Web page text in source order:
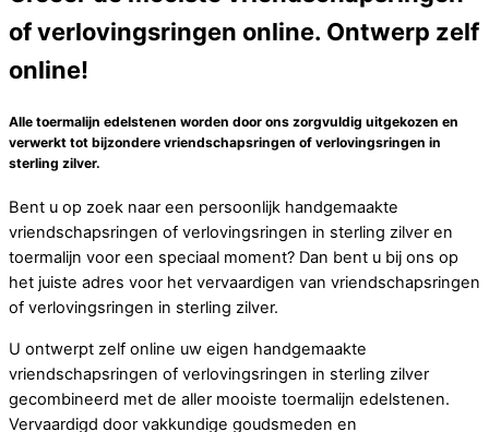
of verlovingsringen online. Ontwerp zelf
online!
Alle toermalijn edelstenen worden door ons zorgvuldig uitgekozen en
verwerkt tot bijzondere vriendschapsringen of verlovingsringen in
sterling zilver.
Bent u op zoek naar een persoonlijk handgemaakte
vriendschapsringen of verlovingsringen in sterling zilver en
toermalijn voor een speciaal moment? Dan bent u bij ons op
het juiste adres voor het vervaardigen van vriendschapsringen
of verlovingsringen in sterling zilver.
U ontwerpt zelf online uw eigen handgemaakte
vriendschapsringen of verlovingsringen in sterling zilver
gecombineerd met de aller mooiste toermalijn edelstenen.
Vervaardigd door vakkundige goudsmeden en